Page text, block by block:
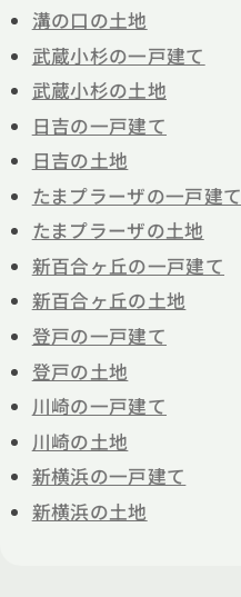
溝の口の土地
武蔵小杉の一戸建て
武蔵小杉の土地
日吉の一戸建て
日吉の土地
たまプラーザの一戸建て
たまプラーザの土地
新百合ヶ丘の一戸建て
新百合ヶ丘の土地
登戸の一戸建て
登戸の土地
川崎の一戸建て
川崎の土地
新横浜の一戸建て
新横浜の土地